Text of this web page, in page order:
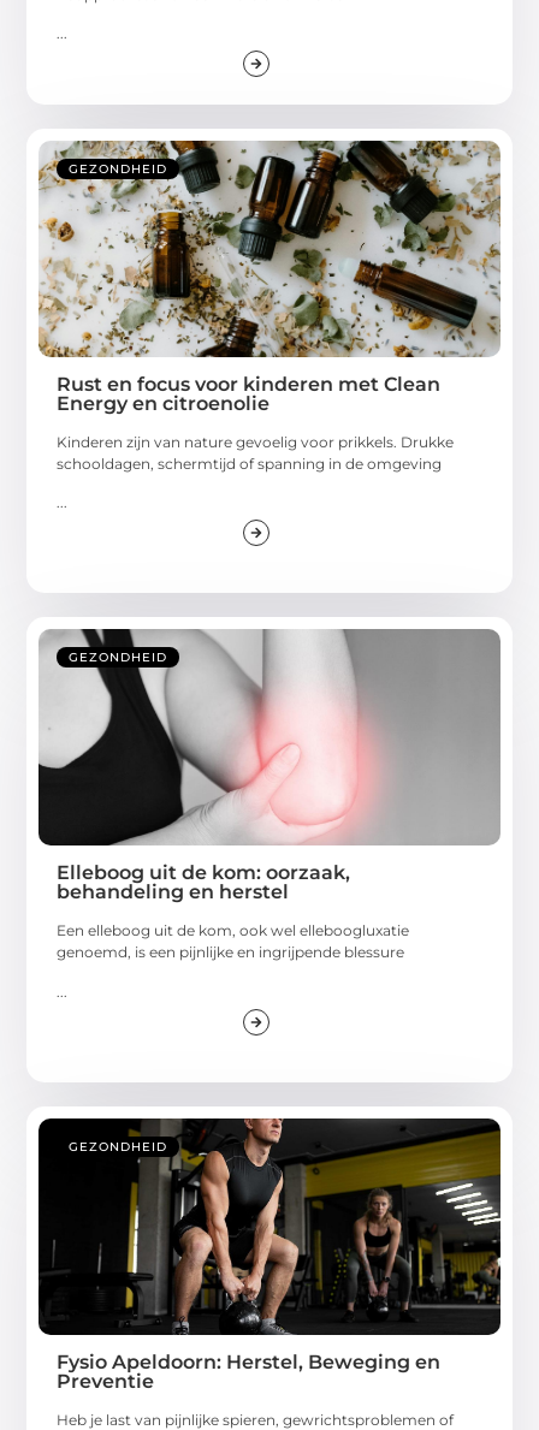
...
GEZONDHEID
Rust en focus voor kinderen met Clean
Energy en citroenolie
Kinderen zijn van nature gevoelig voor prikkels. Drukke
schooldagen, schermtijd of spanning in de omgeving
...
GEZONDHEID
Elleboog uit de kom: oorzaak,
behandeling en herstel
Een elleboog uit de kom, ook wel elleboogluxatie
genoemd, is een pijnlijke en ingrijpende blessure
GEZONDHEID
Fysio Apeldoorn: Herstel, Beweging en
Preventie
Heb je last van pijnlijke spieren, gewrichtsproblemen of